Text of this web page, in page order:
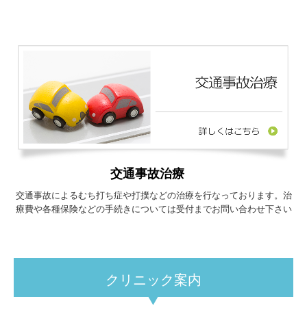
交通事故治療
交通事故によるむち打ち症や打撲などの治療を行なっております。治
療費や各種保険などの手続きについては受付までお問い合わせ下さい
クリニック案内